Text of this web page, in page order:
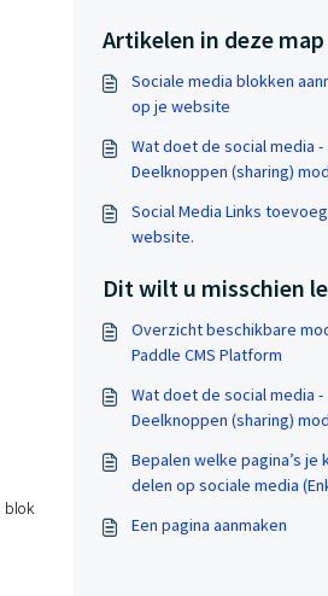
blok
Artikelen in deze map
Sociale media blokken
op je website
Wat doet de social media -
Deelknoppen (sharing)
Social Media Links
website.
Dit wilt u misschien
Overzicht beschikbare
Paddle CMS Platform
Wat doet de social media -
Deelknoppen (sharing)
Bepalen welke pagina’s je
delen op sociale media
Een pagina aanmaken